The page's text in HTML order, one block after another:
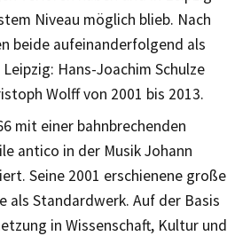
Niveau möglich blieb. Nach
beide aufeinanderfolgend als
Hans-Joachim Schulze
Wolff von 2001 bis 2013.
mit einer bahnbrechenden
antico in der Musik Johann
Seine 2001 erschienene große
als Standardwerk. Auf der Basis
in Wissenschaft, Kultur und